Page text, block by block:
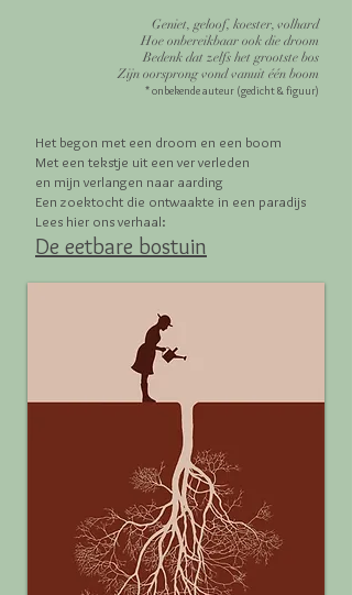
Geniet, geloof, koester, volhard
Hoe onbereikbaar ook die droom
Bedenk dat zelfs het grootste bos
Zijn oorsprong vond vanuit één boom
* onbekende auteur (gedicht & figuur)
Het begon met een droom en een boom
Met een tekstje uit een ver verleden
en mijn verlangen naar aarding
Een zoektocht die ontwaakte in een paradijs
Lees hier ons verhaal:
De eetbare bostuin